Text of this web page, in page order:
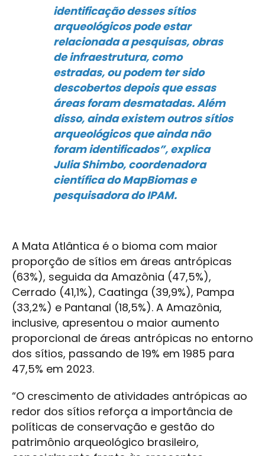
identificação desses sítios
arqueológicos pode estar
relacionada a pesquisas, obras
de infraestrutura, como
estradas, ou podem ter sido
descobertos depois que essas
áreas foram desmatadas. Além
disso, ainda existem outros sítios
arqueológicos que ainda não
foram identificados”, explica
Julia Shimbo, coordenadora
científica do MapBiomas e
pesquisadora do IPAM.
A Mata Atlântica é o bioma com maior
proporção de sítios em áreas antrópicas
(63%), seguida da Amazônia (47,5%),
Cerrado (41,1%), Caatinga (39,9%), Pampa
(33,2%) e Pantanal (18,5%). A Amazônia,
inclusive, apresentou o maior aumento
proporcional de áreas antrópicas no entorno
dos sítios, passando de 19% em 1985 para
47,5% em 2023.
“O crescimento de atividades antrópicas ao
redor dos sítios reforça a importância de
políticas de conservação e gestão do
patrimônio arqueológico brasileiro,